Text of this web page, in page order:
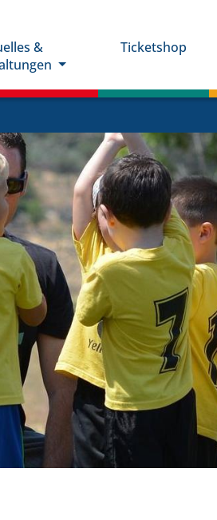
&
Ticketshop